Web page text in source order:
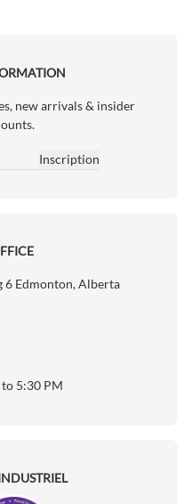
new arrivals & insider
Inscription
6 Edmonton, Alberta
5:30 PM